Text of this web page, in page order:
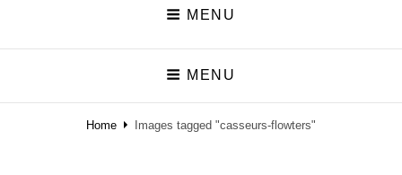
MENU
MENU
Home Images tagged "casseurs-flowters"